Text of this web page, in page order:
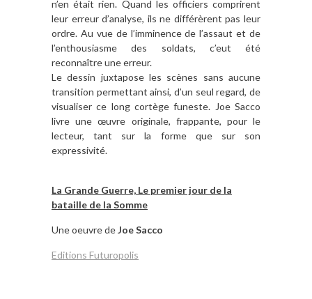
n’en était rien. Quand les officiers comprirent
leur erreur d’analyse, ils ne différèrent pas leur
ordre. Au vue de l’imminence de l’assaut et de
l’enthousiasme des soldats, c’eut été
reconnaître une erreur.
Le dessin juxtapose les scènes sans aucune
transition permettant ainsi, d’un seul regard, de
visualiser ce long cortège funeste. Joe Sacco
livre une œuvre originale, frappante, pour le
lecteur, tant sur la forme que sur son
expressivité.
La Grande Guerre, Le premier jour de la
bataille de la Somme
Une oeuvre deJoe Sacco
Editions Futuropolis